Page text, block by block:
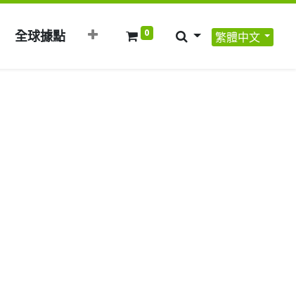
全球據點 0 繁體中文